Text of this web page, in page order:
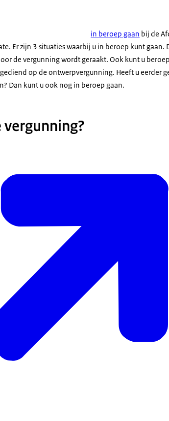
in beroep gaan bij de
Er zijn 3 situaties waarbij u in beroep kunt gaan.
de vergunning wordt geraakt. Ook kunt u
op de ontwerpvergunning. Heeft u eerder
Dan kunt u ook nog in beroep gaan.